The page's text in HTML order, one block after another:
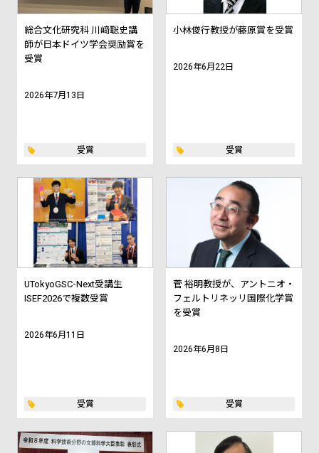
総合文化研究科 川﨑聡史講
師が日本ドイツ学会奨励賞を
受賞
2026年7月13日
受賞
小林俊行教授が藤原賞を受賞
2026年6月22日
受賞
UTokyoGSC-Next受講生
ISEF2026で複数受賞
2026年6月11日
受賞
菅 裕明教授が、アントニオ・
フェルトリネッリ国際化学賞
を受賞
2026年6月8日
受賞